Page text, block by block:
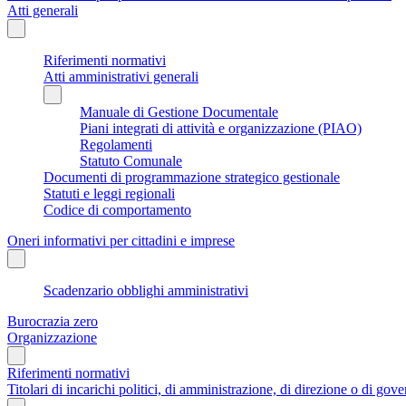
Atti generali
Riferimenti normativi
Atti amministrativi generali
Manuale di Gestione Documentale
Piani integrati di attività e organizzazione (PIAO)
Regolamenti
Statuto Comunale
Documenti di programmazione strategico gestionale
Statuti e leggi regionali
Codice di comportamento
Oneri informativi per cittadini e imprese
Scadenzario obblighi amministrativi
Burocrazia zero
Organizzazione
Riferimenti normativi
Titolari di incarichi politici, di amministrazione, di direzione o di